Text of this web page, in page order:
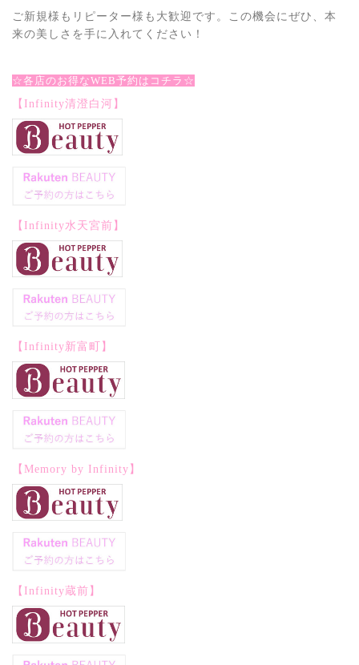
ご新規様もリピーター様も大歓迎です。この機会にぜひ、本
来の美しさを手に入れてください！
☆各店のお得なWEB予約はコチラ☆
【Infinity清澄白河】
【Infinity水天宮前】
【Infinity新富町】
【Memory by Infinity】
【Infinity蔵前】